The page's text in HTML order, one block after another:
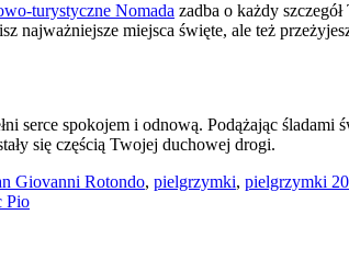
turystyczne Nomada zadba o każdy
miejsca święte, ale też
spokojem i odnową. Podążając śladami
się częścią Twojej duchowej drogi.
Giovanni Rotondo, pielgrzymki, pielgrzymki
Pio